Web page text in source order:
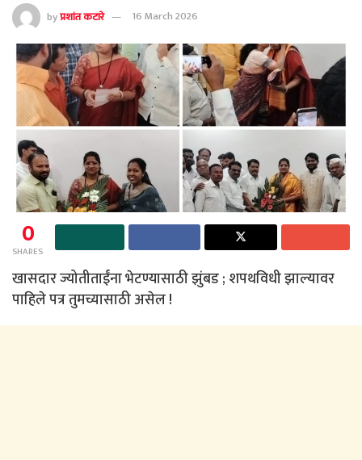
byप्रशांत कटारे 16 March 2026
0
SHARES
खासदार ज्योतीताईंना भेटण्यासाठी झुंबड ; शपथविधी झाल्यावर
पाहिले पत्र तुमच्यासाठी असेल !